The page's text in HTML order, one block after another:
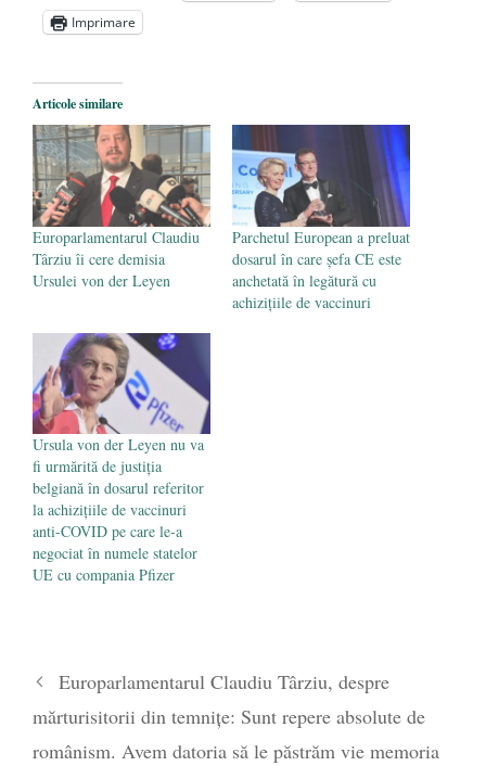
Statul care servește Națiunea
Legea Vexler produce efecte. Bustul
poetului Octavian Goga, înlăturat din Iași
- 16 aprilie 2026
Imprimare
Articole similare
Europarlamentarul Claudiu
Târziu îi cere demisia
Ursulei von der Leyen
Parchetul European a preluat
dosarul în care șefa CE este
anchetată în legătură cu
achizițiile de vaccinuri
Ursula von der Leyen nu va
fi urmărită de justiţia
belgiană în dosarul referitor
la achiziţiile de vaccinuri
anti-COVID pe care le-a
negociat în numele statelor
UE cu compania Pfizer
Europarlamentarul Claudiu Târziu, despre
mărturisitorii din temnițe: Sunt repere absolute de
românism. Avem datoria să le păstrăm vie memoria